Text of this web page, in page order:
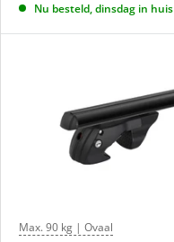
Nu besteld, dinsdag in huis
Max. 90 kg | Ovaal